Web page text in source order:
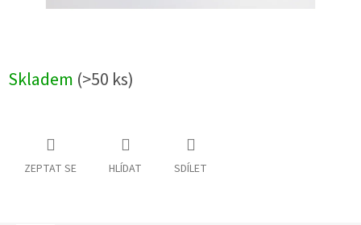
Skladem (>50 ks)
ZEPTAT SE HLÍDAT SDÍLET